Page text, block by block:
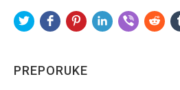
PREPORUKE